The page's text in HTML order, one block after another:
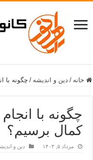
خانه / دین و اندیشه / چگونه با
چگونه با
کمال برسیم؟
مرداد ۵, ۱۴۰۳ دین و